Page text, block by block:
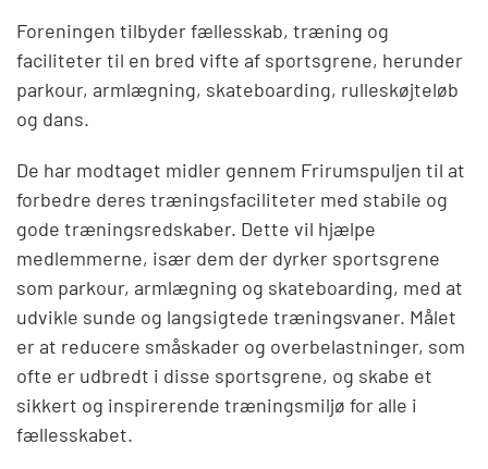
Foreningen tilbyder fællesskab, træning og
faciliteter til en bred vifte af sportsgrene, herunder
parkour, armlægning, skateboarding, rulleskøjteløb
og dans.
De har modtaget midler gennem Frirumspuljen til at
forbedre deres træningsfaciliteter med stabile og
gode træningsredskaber. Dette vil hjælpe
medlemmerne, især dem der dyrker sportsgrene
som parkour, armlægning og skateboarding, med at
udvikle sunde og langsigtede træningsvaner. Målet
er at reducere småskader og overbelastninger, som
ofte er udbredt i disse sportsgrene, og skabe et
sikkert og inspirerende træningsmiljø for alle i
fællesskabet.